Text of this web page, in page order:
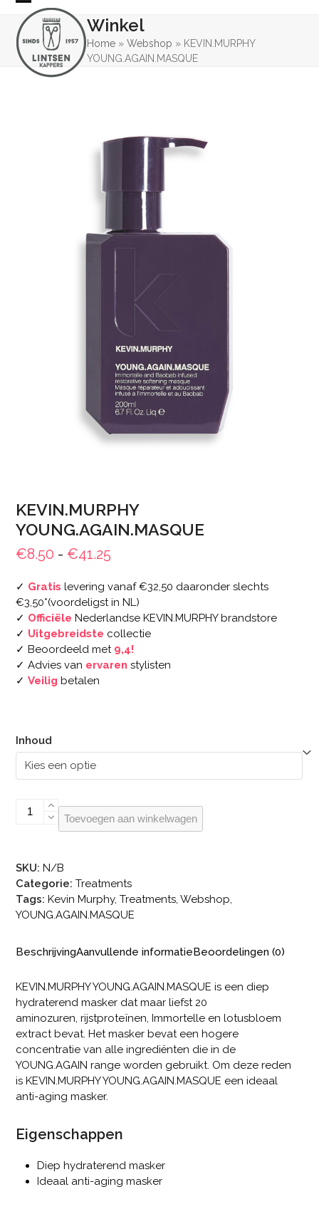
Skip
content
Open
mobile
menu
Close
mobile
menu
Winkel
Home »Webshop » KEVIN.MURPHY
YOUNG.AGAIN.MASQUE
KEVIN.MURPHY
YOUNG.AGAIN.MASQUE
€8.50 - €41.25
tot
€41.25
✓ Gratis levering vanaf €32,50 daaronder slechts
€3,50*(voordeligst in NL)
✓ Officiële Nederlandse KEVIN.MURPHY brandstore
✓ Uitgebreidste collectie
✓ Beoordeeld met 9,4!
✓ Advies van ervaren stylisten
✓Veilig betalen
Inhoud
KEVIN.MURPHY
YOUNG.AGAIN.MASQUE
Toevoegen aan winkelwagen
SKU: N/B
Categorie: Treatments
Tags: Kevin Murphy,Treatments ,Webshop
YOUNG.AGAIN.MASQUE
BeschrijvingAanvullende informatieBeoordelingen (0)
KEVIN.MURPHY YOUNG.AGAIN.MASQUE is een diep
hydraterend masker dat maar liefst 20
aminozuren, rijstproteïnen, Immortelle en lotusbloem
extract bevat. Het masker bevat een hogere
concentratie van alle ingrediënten die in de
YOUNG.AGAIN range worden gebruikt. Om deze reden
is KEVIN.MURPHY YOUNG.AGAIN.MASQUE een ideaal
anti-aging masker.
Eigenschappen
Diep hydraterend masker
Ideaal anti-aging masker